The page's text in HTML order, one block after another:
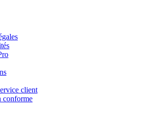
client
conforme